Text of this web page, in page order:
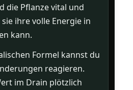
die Pflanze vital und
ihre volle Energie in
kann.
Formel kannst du
reagieren.
im Drain plötzlich